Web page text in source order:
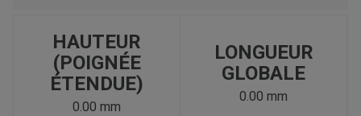
HAUTEUR
(POIGNÉE
ÉTENDUE)
0.00 mm
LONGUEUR
GLOBALE
0.00 mm